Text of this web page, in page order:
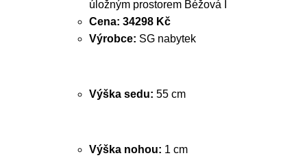
úložným prostorem Béžová I
Cena: 34298 Kč
Výrobce: SG nabytek
Výška sedu: 55 cm
Výška nohou: 1 cm